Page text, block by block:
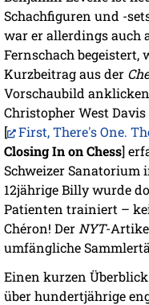
Schachfiguren und -
war er allerdings auch
Fernschach begeistert,
Kurzbeitrag aus der
Vorschaubild
Christopher West
[
First, There's One.
Closing In on Chess]
Schweizer Sanatorium
12jährige Billy wurde
Patienten trainiert –
Chéron! Der NYT-
umfängliche
Einen kurzen
über hundertjährige